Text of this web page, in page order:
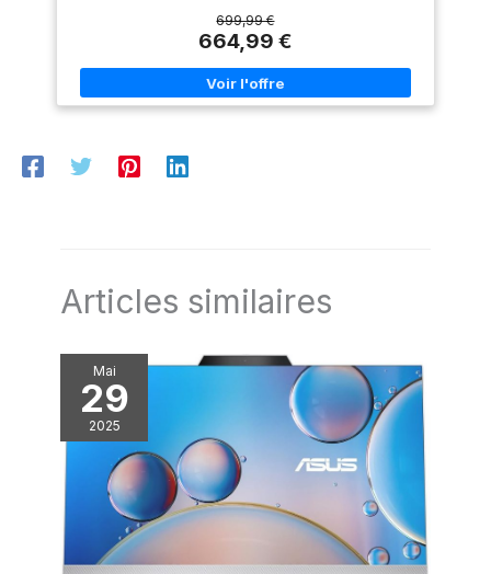
Flare 24" FHD 165Hz IPS | Clavier, souris et haut-parleurs
gaming RGB, tapis de souris 29x25cm | Adaptateur WiFi5
USB (jusqu'à 1300Mbps) SYSTÈME : Windows 11 PRO activé
| 100% testé | 3 ans de garantie Premium gratuite
699,99 €
664,99 €
Articles similaires
Mai
29
2025